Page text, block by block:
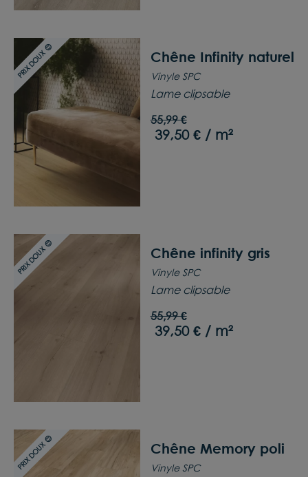
PRIX DOUX 😊 Chêne Infinity naturel
Vinyle SPC
Lame clipsable
55,99 €
39,50 € / m²
PRIX DOUX 😊 Chêne infinity gris
Vinyle SPC
Lame clipsable
55,99 €
39,50 € / m²
PRIX DOUX 😊 Chêne Memory poli
Vinyle SPC